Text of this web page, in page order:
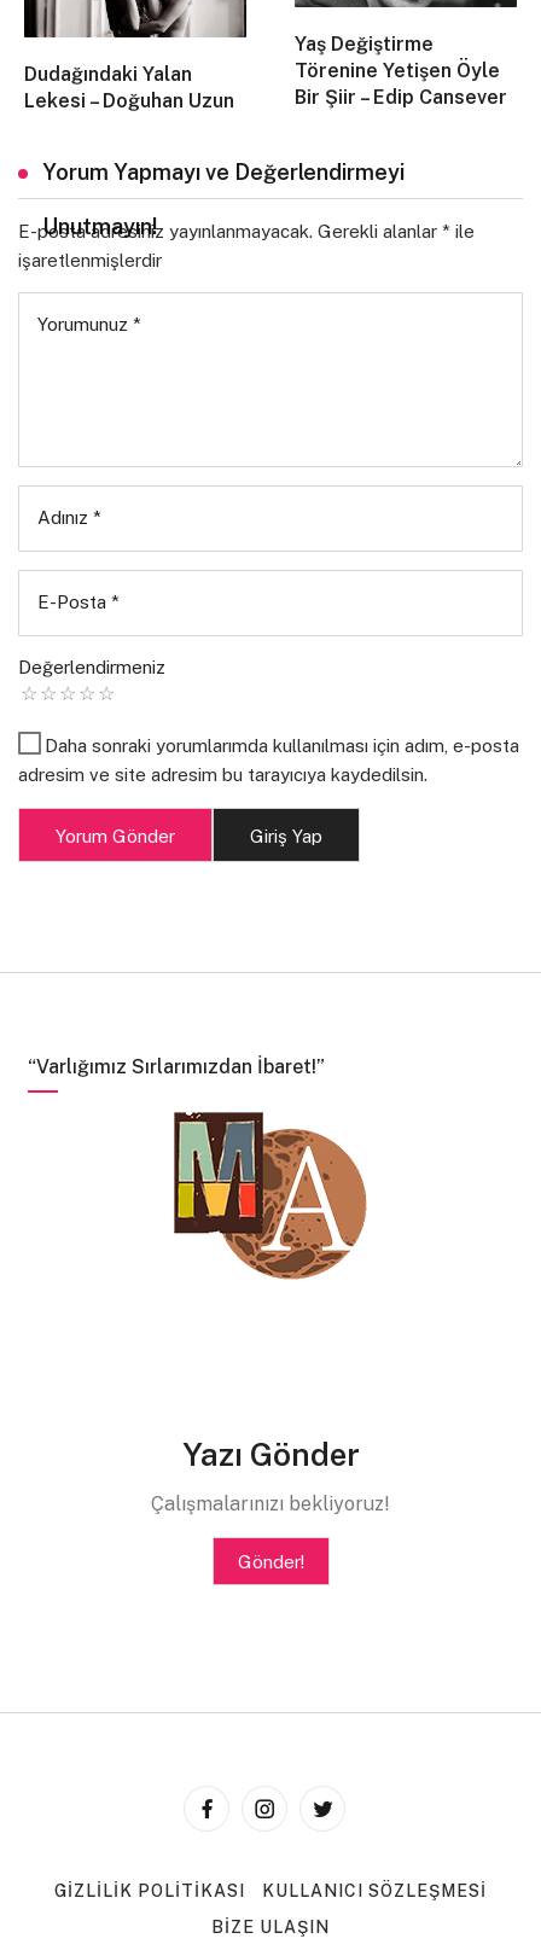
şimdi son koz vurulmuş gibi son elde rakipten
sensiz bu boş sokak ortasında
tütün sarmaya yorgun parmaklarla kırışmış az buz
eklemek gerek bazen, rakıya gidelim efendim
rakı ve balığa
dayanamam tekrar sevdalanmaya.
Görsel: kapakresimlerisuite.blogspot.com.tr
Dudağındaki Yalan
Lekesi – Doğuhan Uzun
Yaş Değiştirme
Törenine Yetişen Öyle
Bir Şiir – Edip Cansever
Yorum Yapmayı ve Değerlendirmeyi
Unutmayın!
E-posta adresiniz yayınlanmayacak. Gerekli alanlar * ile
işaretlenmişlerdir
Yorumunuz *
Adınız *
E-Posta *
Değerlendirmeniz
Daha sonraki yorumlarımda kullanılması için adım, e-posta
adresim ve site adresim bu tarayıcıya kaydedilsin.
Yorum Gönder Giriş Yap
“Varlığımız Sırlarımızdan İbaret!”
Yazı Gönder
Çalışmalarınızı bekliyoruz!
Gönder!
GIZLILIK POLITIKASI
KULLANICI SÖZLEŞMESI
BIZE ULAŞIN